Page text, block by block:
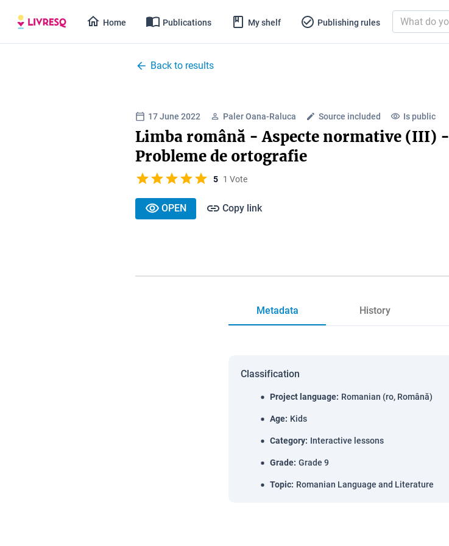
Home Publications My shelf Publishing rules
Back to results
17 June 2022 Paler Oana-Raluca Source included Is public
Limba română - Aspecte normative (III) -
Probleme de ortografie
5 1 Vote
OPEN Copy link
Metadata History
Classification
Project language: Romanian (ro, Română)
Age: Kids
Category: Interactive lessons
Grade: Grade 9
Topic: Romanian Language and Literature